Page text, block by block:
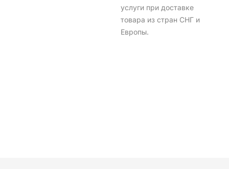
услуги при доставке
товара из стран СНГ и
Европы.